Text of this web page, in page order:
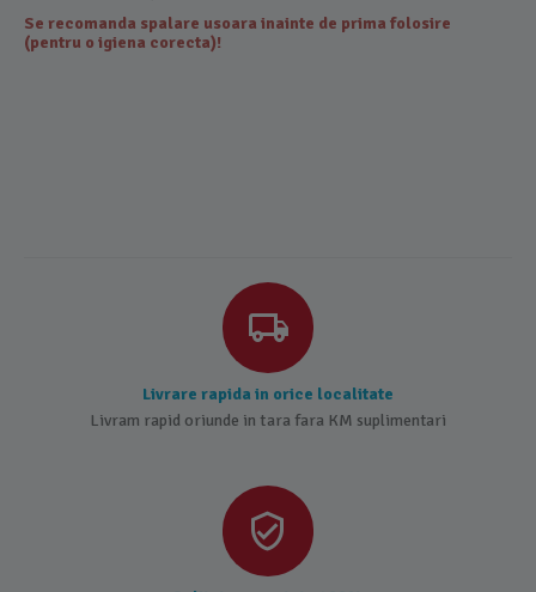
Se recomanda spalare usoara inainte de prima folosire
(pentru o igiena corecta)!
Livrare rapida in orice localitate
Livram rapid oriunde in tara fara KM suplimentari